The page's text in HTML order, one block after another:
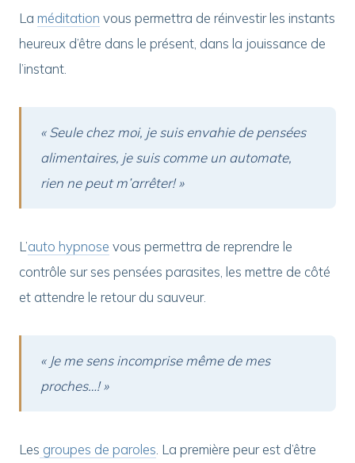
La méditation vous permettra de réinvestir les instants
heureux d’être dans le présent, dans la jouissance de
l’instant.
« Seule chez moi, je suis envahie de pensées
alimentaires, je suis comme un automate,
rien ne peut m’arrêter! »
L’auto hypnose vous permettra de reprendre le
contrôle sur ses pensées parasites, les mettre de côté
et attendre le retour du sauveur.
« Je me sens incomprise même de mes
proches…! »
Les groupes de paroles. La première peur est d’être